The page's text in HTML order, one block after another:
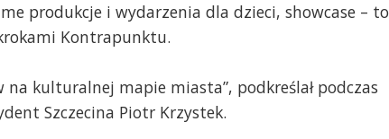
produkcje i wydarzenia dla dzieci, showcase – to
Kontrapunktu.
kulturalnej mapie miasta”, podkreślał podczas
Szczecina Piotr Krzystek.